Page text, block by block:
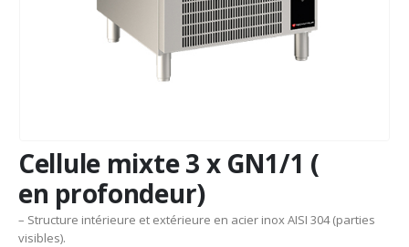
Cellule mixte 3 x GN1/1 (
en profondeur)
– Structure intérieure et extérieure en acier inox AISI 304 (parties
visibles).